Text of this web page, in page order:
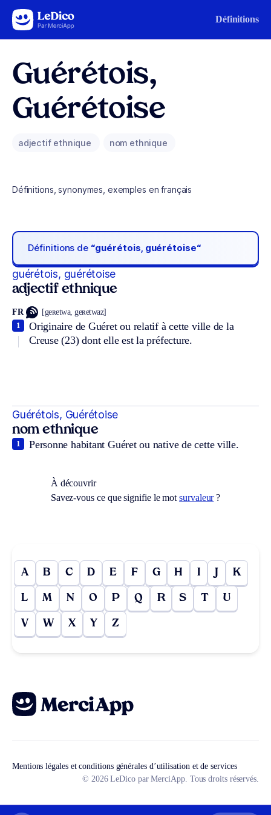
Aller au contenu Définitions
Guérétois,
Guérétoise
adjectif ethnique nom ethnique
Définitions, synonymes, exemples en français
Définitions de “guérétois, guérétoise“
guérétois, guérétoise
adjectif ethnique
FR [geʀetwa, geʀetwaz]
Originaire de Guéret ou relatif à cette ville de la
Creuse (23) dont elle est la préfecture.
1
Guérétois, Guérétoise
nom ethnique
Personne habitant Guéret ou native de cette ville.
1
À découvrir
Savez-vous ce que signifie le motsurvaleur?
A B C D E F G H I J K
L M N O P Q R S T U
V W X Y Z
Mentions légales et conditions générales d’utilisation et de services
© 2026 LeDico par MerciApp. Tous droits réservés.